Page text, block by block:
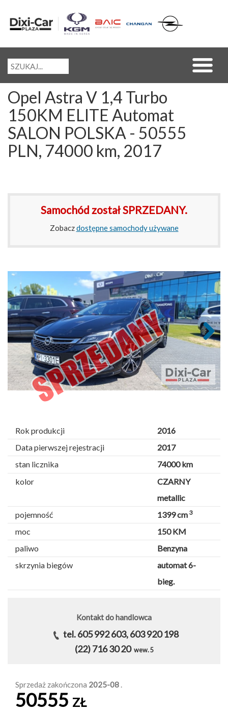
Opel Astra V 1,4 Turbo
150KM ELITE Automat
SALON POLSKA - 50555
PLN, 74000 km, 2017
Samochód został SPRZEDANY.
Zobaczdostępne samochody używane
Next
Rok produkcji
2016
Data pierwszej rejestracji
2017
stan licznika
74000 km
kolor
CZARNY
metallic
pojemność
1399 cm 3
moc
150 KM
paliwo
Benzyna
skrzynia biegów
automat 6-
bieg.
Kontakt do handlowca
tel. 605 992 603, 603 920 198
(22) 716 30 20 wew. 5
Sprzedaż zakończona 2025-08 .
50555 ZŁ